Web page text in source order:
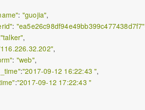
: "guojia",
: "ea5e26c98df94e49bb399c477438d7f7"
"talker",
,
: "web",
:"2017-09-12 16:22:43 ",
:"2017-09-12 17:22:43 "